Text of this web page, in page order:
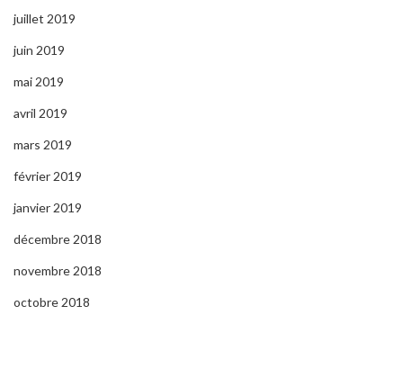
juillet 2019
juin 2019
mai 2019
avril 2019
mars 2019
février 2019
janvier 2019
décembre 2018
novembre 2018
octobre 2018